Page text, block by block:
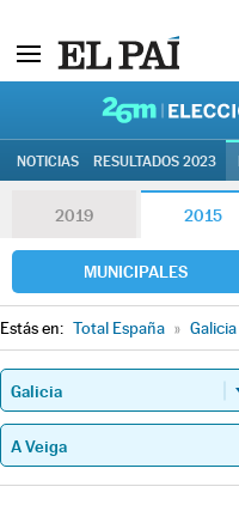
NOTICIAS RESULTADOS 2023
2019 2015
MUNICIPALES
Estás en: Total España » Galicia